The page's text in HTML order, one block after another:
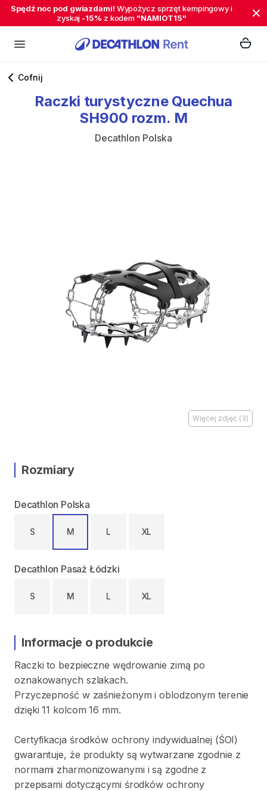
Spędź noc pod gwiazdami! Wypożycz sprzęt kempingowy i
zyskaj -15% z kodem "NAMIOT15"
Cofnij
Raczki turystyczne Quechua
SH900 rozm. M
Decathlon Polska
Więcej zdjęć (3)
Rozmiary
Decathlon Polska
S M L XL
Decathlon Pasaż Łódzki
S M L XL
Informacje o produkcie
Raczki to bezpieczne wędrowanie zimą po
oznakowanych szlakach.
Przyczepność w zaśnieżonym i oblodzonym terenie
dzięki 11 kolcom 16 mm.
Certyfikacja środków ochrony indywidualnej (ŚOI)
gwarantuje​,​ że produkty są wytwarzane zgodnie z
normami zharmonizowanymi i są zgodne z
przepisami dotyczącymi środków ochrony